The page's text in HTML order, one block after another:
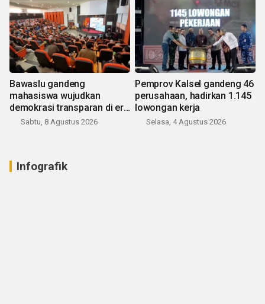
Bawaslu gandeng
mahasiswa wujudkan
demokrasi transparan di era
digital
Sabtu, 8 Agustus 2026
Pemprov Kalsel gandeng 46
perusahaan, hadirkan 1.145
lowongan kerja
Selasa, 4 Agustus 2026
Infografik